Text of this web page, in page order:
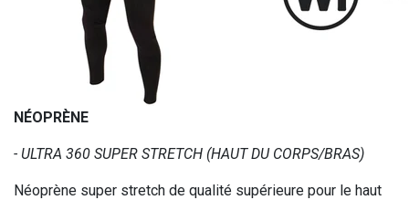
NÉOPRÈNE
- ULTRA 360 SUPER STRETCH (HAUT DU CORPS/BRAS)
Néoprène super stretch de qualité supérieure pour le haut